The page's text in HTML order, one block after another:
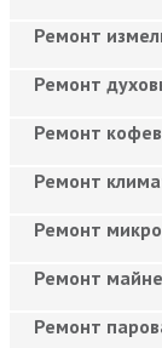
Ремонт
Ремонт
Ремонт
Ремонт
Ремонт
Ремонт
Ремонт